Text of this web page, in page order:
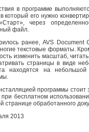
в программе
который его нужно
через
файл.
ранее, AVS Document
текстовые форматы.
изменить масштаб,
страницы в виде
находятся на
программы стоит
бесплатном
странице обработанного
2013